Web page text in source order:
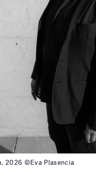
2026 ©Eva Plasencia